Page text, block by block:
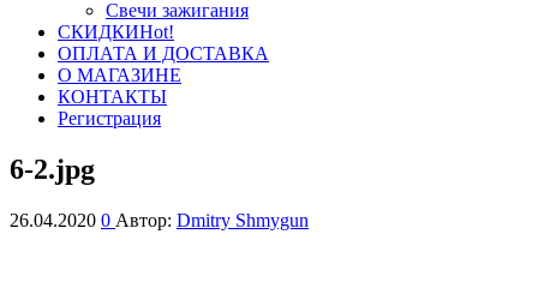
Свечи зажигания
СКИДКИHot!
ОПЛАТА И ДОСТАВКА
О МАГАЗИНЕ
КОНТАКТЫ
Регистрация
6-2.jpg
26.04.2020 0 Автор: Dmitry Shmygun